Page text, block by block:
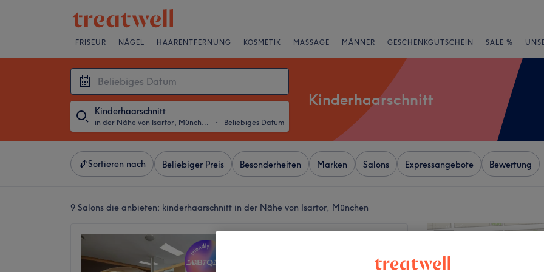
FRISEUR NÄGEL HAARENTFERNUNG KOSMETIK MASSAGE MÄNNER GESCHENKGUTSCHEIN SALE %
Kinderhaarschnitt
in der Nähe von Isartor, München ・ Beliebiges Datum
Kinderhaarschnitt
Sortieren nach Beliebiger Preis Besonderheiten Marken Salons Expressangebote Bewertung
9 Salons die anbieten: kinderhaarschnitt in der Nähe von Isartor, München
−